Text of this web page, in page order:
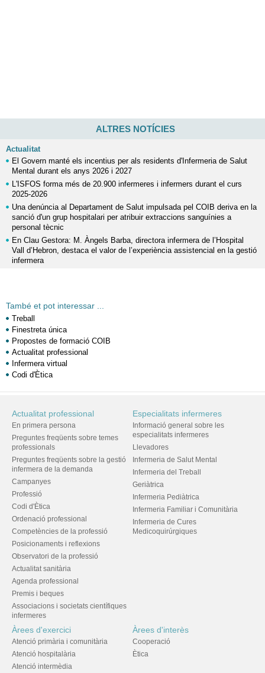
ALTRES NOTÍCIES
Actualitat
El Govern manté els incentius per als residents d'Infermeria de Salut
Mental durant els anys 2026 i 2027
L'ISFOS forma més de 20.900 infermeres i infermers durant el curs
2025-2026
Una denúncia al Departament de Salut impulsada pel COIB deriva en la
sanció d'un grup hospitalari per atribuir extraccions sanguínies a
personal tècnic
En Clau Gestora: M. Àngels Barba, directora infermera de l’Hospital
Vall d’Hebron, destaca el valor de l’experiència assistencial en la gestió
infermera
També et pot interessar ...
Treball
Finestreta única
Propostes de formació COIB
Actualitat professional
Infermera virtual
Codi d'Ètica
Actualitat professional
En primera persona
Preguntes freqüents sobre temes
professionals
Preguntes freqüents sobre la gestió
infermera de la demanda
Campanyes
Professió
Codi d'Ètica
Ordenació professional
Competències de la professió
Posicionaments i reflexions
Observatori de la professió
Actualitat sanitària
Agenda professional
Premis i beques
Associacions i societats científiques
infermeres
Especialitats infermeres
Informació general sobre les
especialitats infermeres
Llevadores
Infermeria de Salut Mental
Infermeria del Treball
Geriàtrica
Infermeria Pediàtrica
Infermeria Familiar i Comunitària
Infermeria de Cures
Medicoquirúrgiques
Àrees d'exercici
Atenció primària i comunitària
Atenció hospitalària
Atenció intermèdia
Àrees d'interès
Cooperació
Ètica